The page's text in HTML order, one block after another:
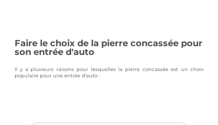
Faire le choix de la pierre concassée pour
son entrée d'auto
Il y a plusieurs raisons pour lesquelles la pierre concassée est un choix
populaire pour une entrée d’auto :